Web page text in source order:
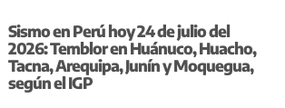
Sismo en Perú hoy 24 de julio del
2026: Temblor en Huánuco, Huacho,
Tacna, Arequipa, Junín y Moquegua,
según el IGP